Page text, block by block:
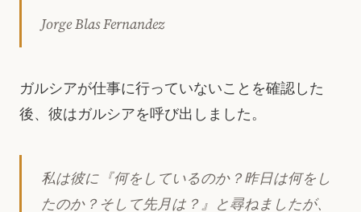
Jorge Blas Fernandez
ガルシアが仕事に行っていないことを確認した
後、彼はガルシアを呼び出しました。
私は彼に『何をしているのか？昨日は何をし
たのか？そして先月は？』と尋ねましたが、